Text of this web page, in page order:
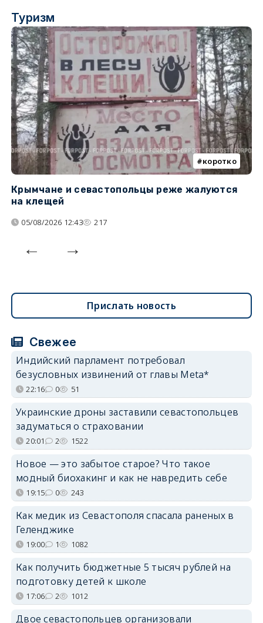
Туризм
коротко
Крымчане и севастопольцы реже жалуются
на клещей
05/08/2026 12:43 217
Прислать новость
Свежее
Индийский парламент потребовал
безусловных извинений от главы Meta*
22:16 0 51
Украинские дроны заставили севастопольцев
задуматься о страховании
20:01 2 1522
Новое — это забытое старое? Что такое
модный биохакинг и как не навредить себе
19:15 0 243
Как медик из Севастополя спасала раненых в
Геленджике
19:00 1 1082
Как получить бюджетные 5 тысяч рублей на
подготовку детей к школе
17:06 2 1012
Двое севастопольцев организовали